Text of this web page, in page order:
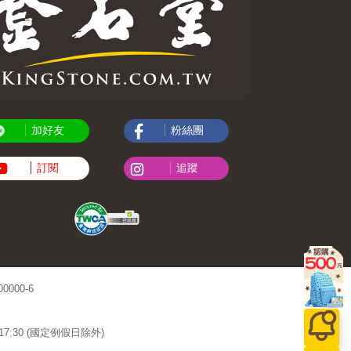
加好友
訂閱
粉絲團
追蹤
6
(國定例假日除外)